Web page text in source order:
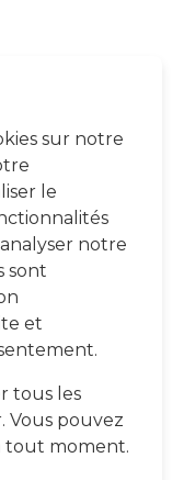
sur notre
le
notre
sont
et
tous les
Vous pouvez
tout moment.